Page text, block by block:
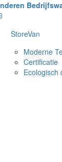
StoreVan
Moderne
Certificatie
Ecologisch